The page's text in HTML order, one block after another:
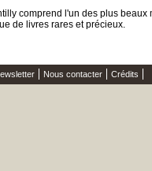
comprend l'un des plus
de livres rares et précieux.
Nous contacter Crédits